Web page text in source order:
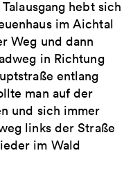
hebt sich
im Aichtal
Weg und dann
in Richtung
entlang
man auf der
und sich immer
links der Straße
im Wald